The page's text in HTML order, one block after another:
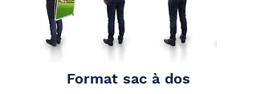
Format sac à dos